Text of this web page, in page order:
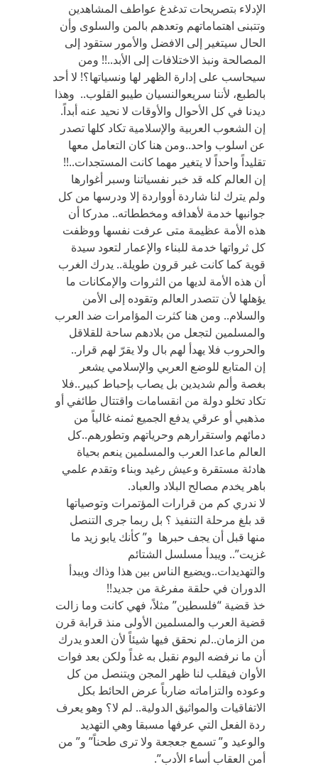
الإدلاء بتصريحات تدغدغ عواطف المشاهدين
وتتبنى اهتماماتهم وتعدهم بالمن والسلوى وأن
الحال سيتغير إلى الافضل والأمور ستقود إلى
المصالحة ونبذ الاختلافات إلى الأبد..!! ومن
سيحاسب على إدارة الظهر لها ونسياتها؟! لا أحد
بالطبع، لأننا سريعوالنسيان طيبو القلوب.. وهذا
ديدنا في كل الأحوال والأوقات لا نحيد عنه أبداً.
إن الشعوب العربية والإسلامية تكاد كلها تصدر
عن اسلوب واحد..ومن هنا كان التعامل معها
تقليداً واحداً لا يتغير مهما كانت المستجدات..!!
إن العالم كله قد خبر نفسياتنا وسبر أغوارها
ولم يترك لنا شاردة أوواردة إلا ودرسها من كل
جوانبها خدمة لأهدافه ومخططاته.. مدركا أن
هذه الأمة عظيمة متى عرفت نفسها ووظفت
كل ثرواتها خدمة للبناء والإعمار لتعود سيدة
قوية كما كانت غبر قرون طويلة.. يدرك الغرب
أن هذه الأمة لديها من الثروات والإمكانات ما
يؤهلها لأن تتصدر العالم وتقوده إلى الأمن
والسلام.. ومن هنا كثرت المؤامرات ضد العرب
والمسلمين لتجعل من بلادهم ساحة للقلاقل
والحروب فلا يهدأ لهم بال ولا يقرّ لهم قرار..
إن المتابع للوضع العربي والإسلامي يشعر
بغصة وألم شديدين بل يصاب بإحباط كبير..فلا
تكاد تخلو دولة من انقسامات واقتتال طائفي أو
مذهبي أو عرقي يدفع الجميع ثمنه غالياً من
دمائهم واستقرارهم وحرياتهم وتطورهم..كل
العالم ماعدا العرب والمسلمين ينعم بحياة
هادئة مستقرة وعيش رغيد وبناء وتقدم علمي
باهر يخدم مصالح البلاد والعباد.
لا ندري كم من قرارات المؤتمرات وتوصياتها
قد بلغ مرحلة التنفيذ ؟ بل ربما جرى التنصل
منها قبل أن يجف حبرها و” كأنك يابو زيد ما
غزيت”.. ويبدأ مسلسل الشتائم
والتهديدات..ويضيع الناس بين هذا وذاك ويبدأ
الدوران في حلقة مفرغة من جديد!!
خذ قضية “فلسطين” مثلاً، فهي كانت وما زالت
قضية العرب والمسلمين الأولى منذ قرابة قرن
من الزمان..لم نحقق فيها شيئاً لأن العدو يدرك
أن ما نرفضه اليوم نقبل به غداً ولكن بعد فوات
الأوان فيقلب لنا ظهر المجن ويتنصل من كل
وعوده والتزاماته ضارباً عرض الحائط بكل
الاتفاقيات والمواثيق الدولية.. لم لا؟ وهو يعرف
ردة الفعل التي عرفها مسبقا وهي التهديد
والوعيد و” تسمع جعجعة ولا ترى طحناً” و” من
أمن العقاب أساء الأدب”.